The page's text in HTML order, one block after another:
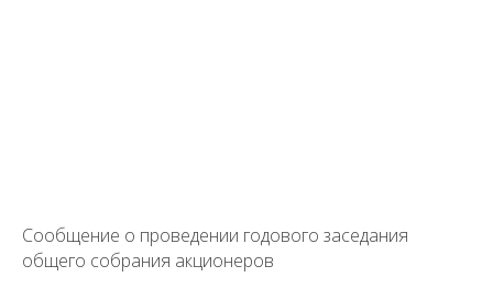
Сообщение о проведении годового заседания
общего собрания акционеров